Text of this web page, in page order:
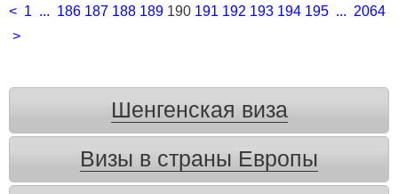
< 1 ... 186 187 188 189 190 191 192 193 194 195 ... 2064
>
Шенгенская виза
Визы в страны Европы